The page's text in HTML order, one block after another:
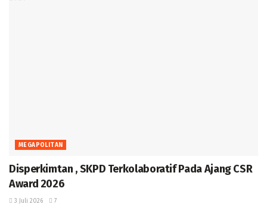
MEGAPOLITAN
Disperkimtan , SKPD Terkolaboratif Pada Ajang CSR
Award 2026
3 Juli 2026 7